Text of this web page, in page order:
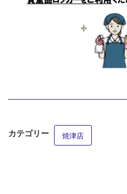
カテゴリー 焼津店